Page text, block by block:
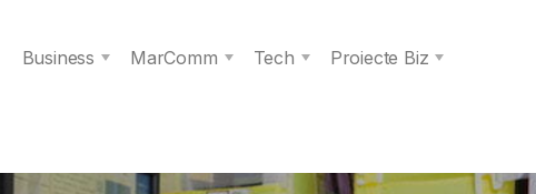
Business MarComm Tech
Proiecte Biz